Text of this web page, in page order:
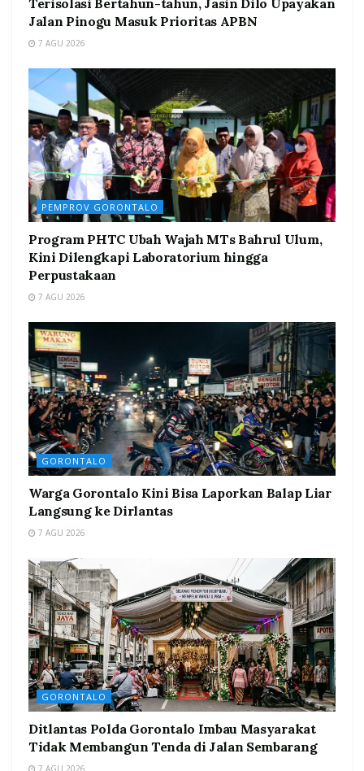
Terisolasi Bertahun-tahun, Jasin Dilo Upayakan
Jalan Pinogu Masuk Prioritas APBN
7 AGU 2026
PEMPROV GORONTALO
Program PHTC Ubah Wajah MTs Bahrul Ulum,
Kini Dilengkapi Laboratorium hingga
Perpustakaan
7 AGU 2026
GORONTALO
Warga Gorontalo Kini Bisa Laporkan Balap Liar
Langsung ke Dirlantas
7 AGU 2026
GORONTALO
Ditlantas Polda Gorontalo Imbau Masyarakat
Tidak Membangun Tenda di Jalan Sembarang
7 AGU 2026